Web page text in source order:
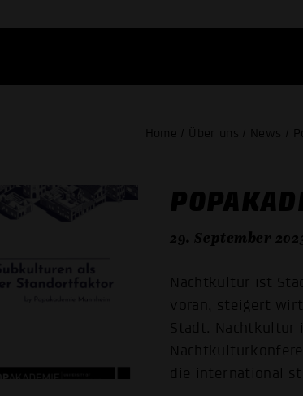
Home / Über uns / News /
29. September
Nachtkultur ist
voran, steigert
Stadt.
die international